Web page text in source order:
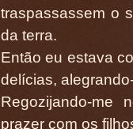
traspassassem o
da terra.
Então eu estava
delícias,
Regozijando-me
prazer com os